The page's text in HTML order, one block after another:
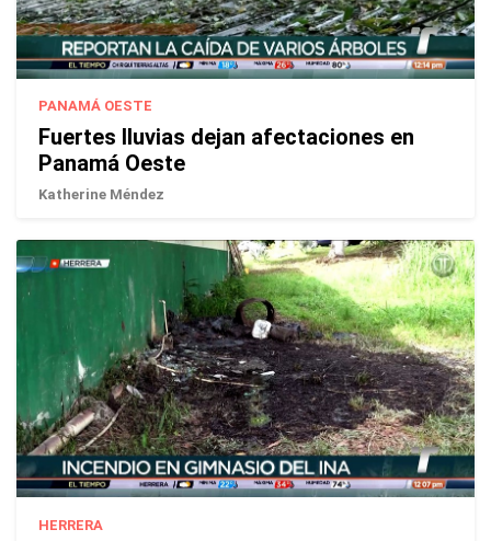
PANAMÁ OESTE
Fuertes lluvias dejan afectaciones en
Panamá Oeste
Katherine Méndez
HERRERA